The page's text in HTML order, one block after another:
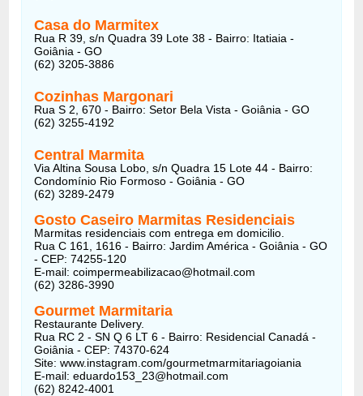
Casa do Marmitex
Rua R 39, s/n Quadra 39 Lote 38 - Bairro: Itatiaia -
Goiânia - GO
(62) 3205-3886
Cozinhas Margonari
Rua S 2, 670 - Bairro: Setor Bela Vista - Goiânia - GO
(62) 3255-4192
Central Marmita
Via Altina Sousa Lobo, s/n Quadra 15 Lote 44 - Bairro:
Condomínio Rio Formoso - Goiânia - GO
(62) 3289-2479
Gosto Caseiro Marmitas Residenciais
Marmitas residenciais com entrega em domicilio.
Rua C 161, 1616 - Bairro: Jardim América - Goiânia - GO
- CEP: 74255-120
E-mail:coimpermeabilizacao@hotmail.com
(62) 3286-3990
Gourmet Marmitaria
Restaurante Delivery.
Rua RC 2 - SN Q 6 LT 6 - Bairro: Residencial Canadá -
Goiânia - CEP: 74370-624
Site: www.instagram.com/gourmetmarmitariagoiania
E-mail:eduardo153_23@hotmail.com
(62) 8242-4001